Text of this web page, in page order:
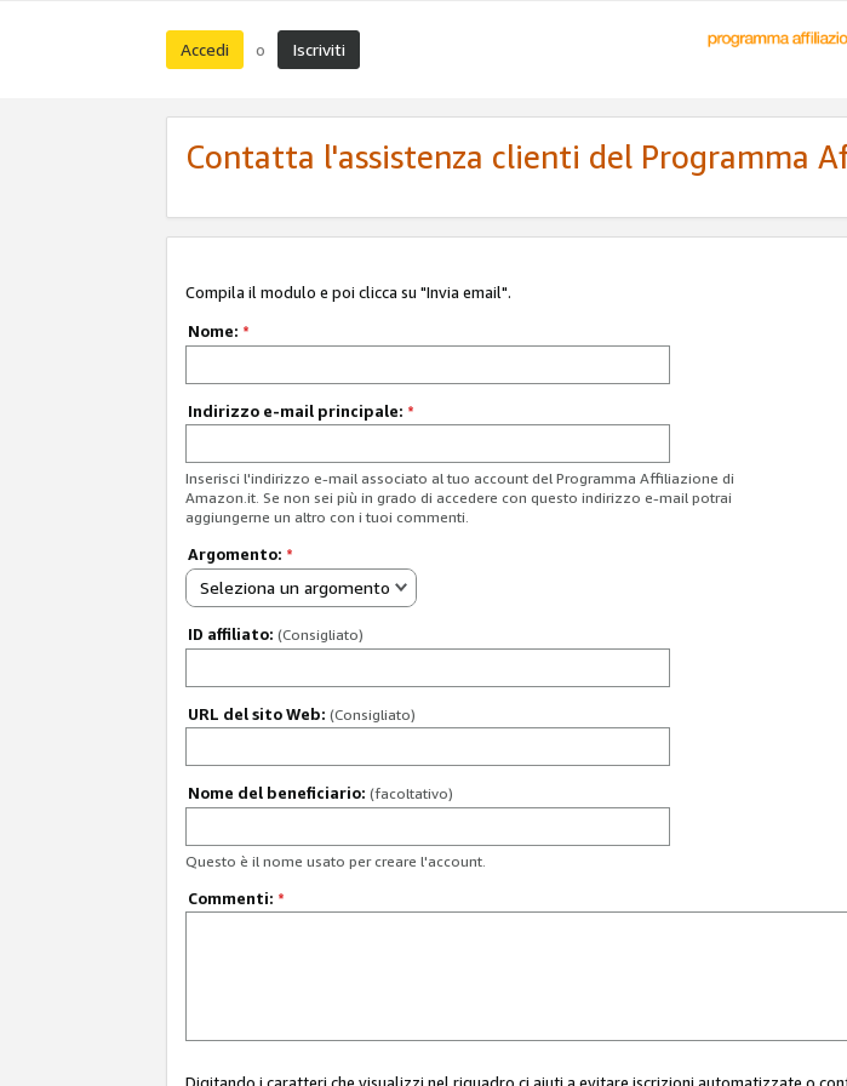
Accedi o Iscriviti
Contatta l'assistenza clienti del Programma
Compila il modulo e poi clicca su "Invia email".
Nome: *
Indirizzo e-mail principale: *
Inserisci l'indirizzo e-mail associato al tuo account del Programma Affiliazione di
Amazon.it. Se non sei più in grado di accedere con questo indirizzo e-mail potrai
aggiungerne un altro con i tuoi commenti.
Argomento: *
Seleziona un argomento
ID affiliato: (Consigliato)
URL del sito Web: (Consigliato)
Nome del beneficiario: (facoltativo)
Questo è il nome usato per creare l'account.
Commenti: *